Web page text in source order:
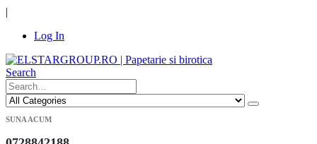
|
Log In
Search
SUNA ACUM